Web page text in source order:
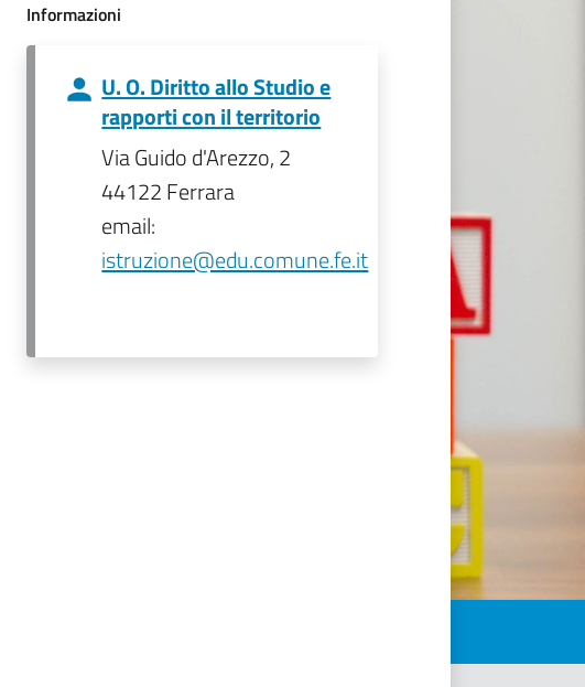
Informazioni
U. O. Diritto allo Studio e
rapporti con il territorio
Via Guido d'Arezzo, 2
44122 Ferrara
email:
istruzione@edu.comune.fe.it